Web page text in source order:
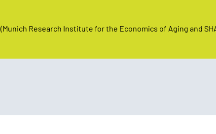
(Munich Research Institute for the Economics of Aging and